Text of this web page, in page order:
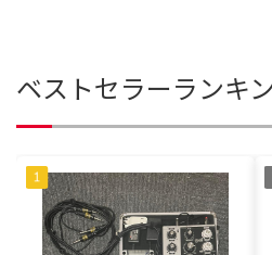
ベストセラーランキ